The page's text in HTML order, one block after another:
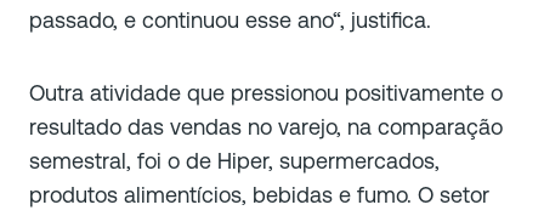
passado, e continuou esse ano“, justifica.
Outra atividade que pressionou positivamente o
resultado das vendas no varejo, na comparação
semestral, foi o de Hiper, supermercados,
produtos alimentícios, bebidas e fumo. O setor